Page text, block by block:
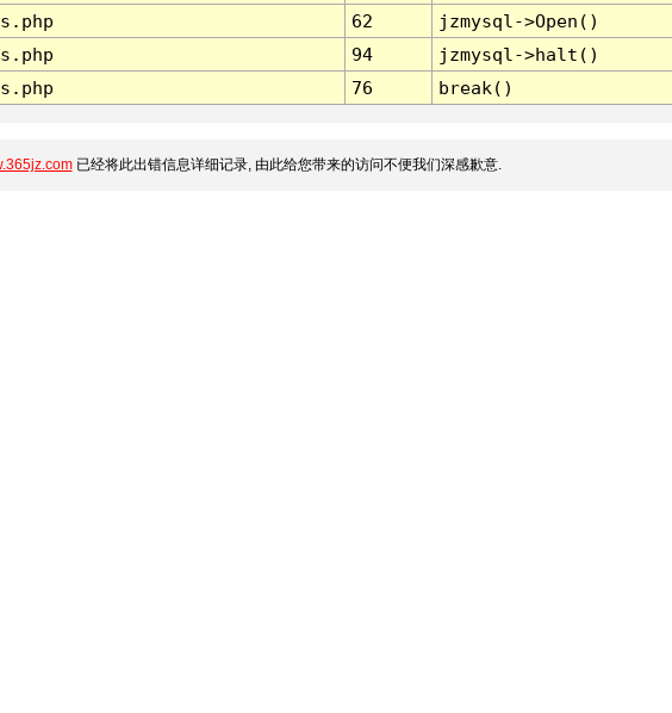
62
jzmysql->Open()
94
jzmysql->halt()
76 break()
已经将此出错信息详细记录, 由此给您带来的访问不便我们深感歉意.